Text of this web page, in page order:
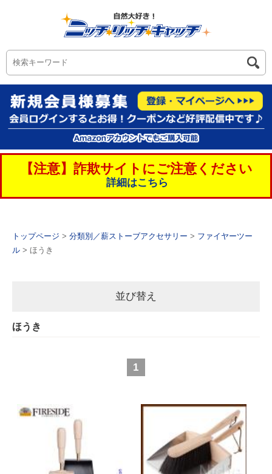
【注意】詐欺サイトにご注意ください
詳細はこちら
トップページ > 分類別／薪ストーブアクセサリー > ファイヤーツー
ル > ほうき
並び替え
ほうき
1